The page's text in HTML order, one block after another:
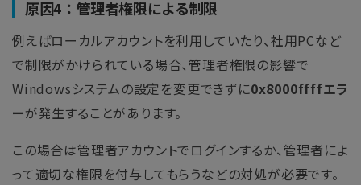
原因4：管理者権限による制限
例えばローカルアカウントを利用していたり、社用PCなど
で制限がかけられている場合、管理者権限の影響で
Windowsシステムの設定を変更できずに0x8000ffffエラ
ーが発生することがあります。
この場合は管理者アカウントでログインするか、管理者によ
って適切な権限を付与してもらうなどの対処が必要です。